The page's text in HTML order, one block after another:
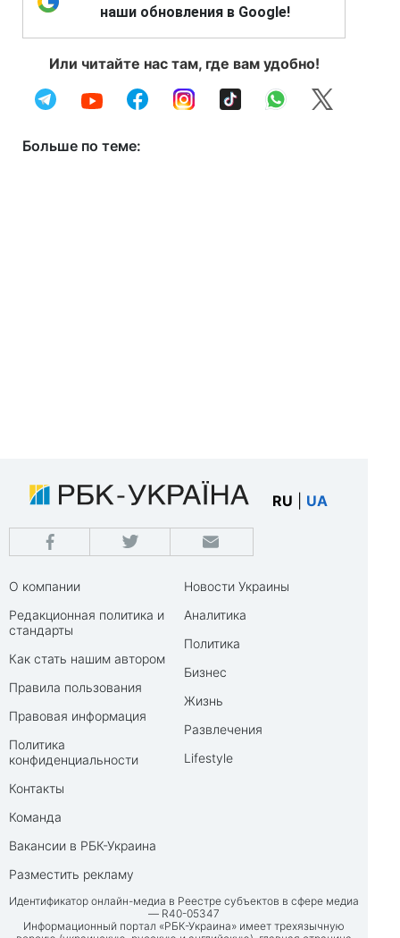
наши обновления в Google!
Или читайте нас там, где вам удобно!
Больше по теме:
RU UA
О компании
Редакционная политика и
стандарты
Как стать нашим автором
Правила пользования
Правовая информация
Политика
конфиденциальности
Контакты
Команда
Вакансии в РБК-Украина
Разместить рекламу
Новости Украины
Аналитика
Политика
Бизнес
Жизнь
Развлечения
Lifestyle
Идентификатор онлайн-медиа в Реестре субъектов в сфере медиа
— R40-05347
Информационный портал «РБК-Украина» имеет трехязычную